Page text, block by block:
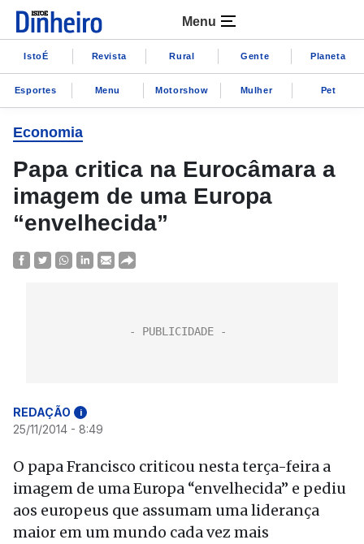
Menu
IstoÉ Revista Rural Gente Planeta
Esportes Menu Motorshow Mulher Pet
Economia
Papa critica na Eurocâmara a
imagem de uma Europa
“envelhecida”
REDAÇÃO i
25/11/2014 - 8:49
O papa Francisco criticou nesta terça-feira a
imagem de uma Europa “envelhecida” e pediu
aos europeus que assumam uma liderança
maior em um mundo cada vez mais